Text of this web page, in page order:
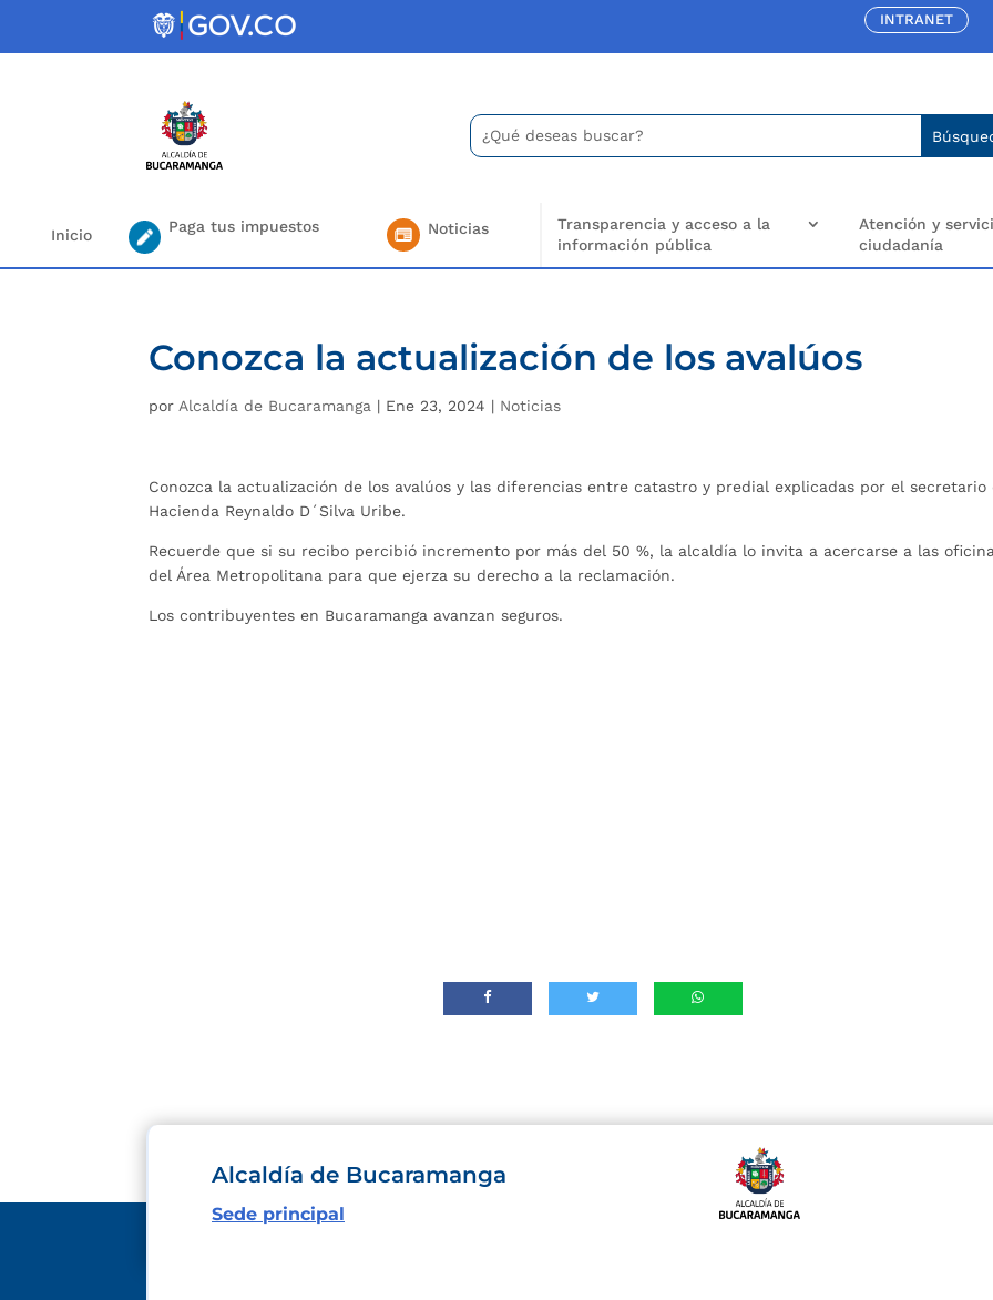
INTRANET
Buscar:
Search
for...
Inicio Paga tus impuestos Noticias
Transparencia y acceso a la
información pública
Atención y
ciudadanía
Conozca la actualización de los avalúos
por Alcaldía de Bucaramanga | Ene 23, 2024 | Noticias
Conozca la actualización de los avalúos y las diferencias entre catastro y predial explicadas por el secretario
Hacienda Reynaldo D´Silva Uribe.
Recuerde que si su recibo percibió incremento por más del 50 %, la alcaldía lo invita a acercarse a las
del Área Metropolitana para que ejerza su derecho a la reclamación.
Los contribuyentes en Bucaramanga avanzan seguros.
Alcaldía de Bucaramanga
Sede principal